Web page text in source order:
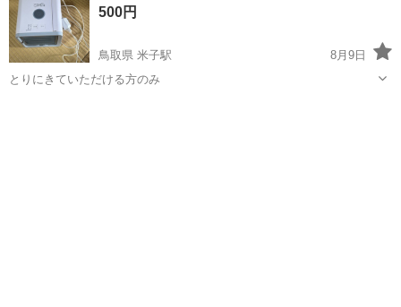
500円
鳥取県 米子駅
8月9日
とりにきていただける方のみ